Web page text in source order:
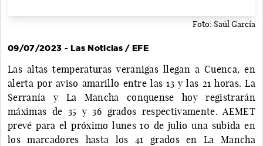
Foto: Saúl García
09/07/2023 - Las Noticias / EFE
Las altas temperaturas veranigas llegan a Cuenca, en
alerta por aviso amarillo entre las 13 y las 21 horas. La
Serranía y La Mancha conquense hoy registrarán
máximas de 35 y 36 grados respectivamente. AEMET
prevé para el próximo lunes 10 de julio una subida en
los marcadores hasta los 41 grados en La Mancha